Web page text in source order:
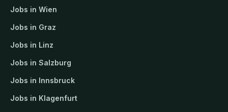
Jobs in Wien
Jobs in Graz
Jobs in Linz
Jobs in Salzburg
Jobs in Innsbruck
Jobs in Klagenfurt